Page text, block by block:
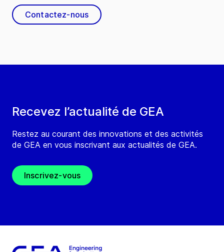
Recevez l’actualité de GEA
Restez au courant des innovations et des activités
de GEA en vous inscrivant aux actualités de GEA.
Inscrivez-vous
Contactez-nous